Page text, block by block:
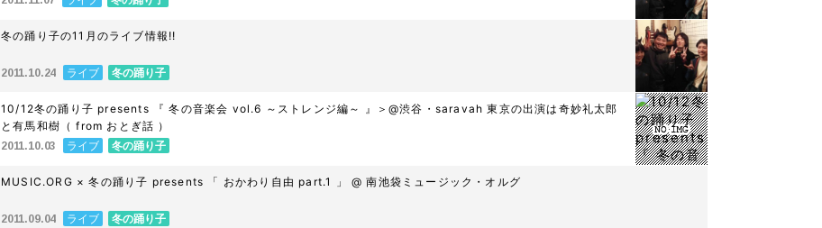
冬の踊り子の11月のライブ情報!!
2011.10.24 ライブ 冬の踊り子
10/12冬の踊り子 presents 『 冬の音楽会 vol.6 ～ストレンジ編～ 』＞@渋谷・saravah 東京の出演は奇妙礼太郎
と有馬和樹（ from おとぎ話 ）
2011.10.03 ライブ 冬の踊り子
MUSIC.ORG × 冬の踊り子 presents 「 おかわり自由 part.1 」 @ 南池袋ミュージック・オルグ
2011.09.04 ライブ 冬の踊り子